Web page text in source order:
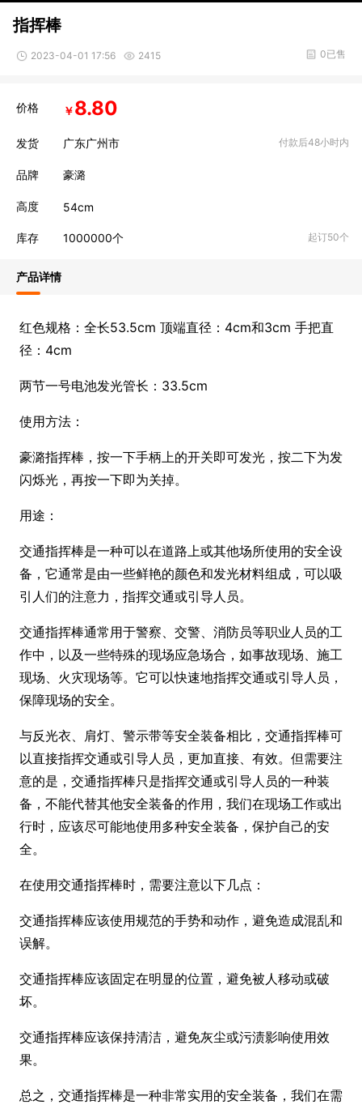
指挥棒
2023-04-01 17:56 2415 0已售
价格 ￥8.80
发货 广东广州市 付款后48小时内
品牌 豪潞
高度 54cm
库存 1000000个 起订50个
产品详情
红色规格：全长53.5cm 顶端直径：4cm和3cm 手把直
径：4cm
两节一号电池发光管长：33.5cm
使用方法：
豪潞指挥棒，按一下手柄上的开关即可发光，按二下为发
闪烁光，再按一下即为关掉。
用途：
交通指挥棒是一种可以在道路上或其他场所使用的安全设
备，它通常是由一些鲜艳的颜色和发光材料组成，可以吸
引人们的注意力，指挥交通或引导人员。
交通指挥棒通常用于警察、交警、消防员等职业人员的工
作中，以及一些特殊的现场应急场合，如事故现场、施工
现场、火灾现场等。它可以快速地指挥交通或引导人员，
保障现场的安全。
与反光衣、肩灯、警示带等安全装备相比，交通指挥棒可
以直接指挥交通或引导人员，更加直接、有效。但需要注
意的是，交通指挥棒只是指挥交通或引导人员的一种装
备，不能代替其他安全装备的作用，我们在现场工作或出
行时，应该尽可能地使用多种安全装备，保护自己的安
全。
在使用交通指挥棒时，需要注意以下几点：
交通指挥棒应该使用规范的手势和动作，避免造成混乱和
误解。
交通指挥棒应该固定在明显的位置，避免被人移动或破
坏。
交通指挥棒应该保持清洁，避免灰尘或污渍影响使用效
果。
总之，交通指挥棒是一种非常实用的安全装备，我们在需